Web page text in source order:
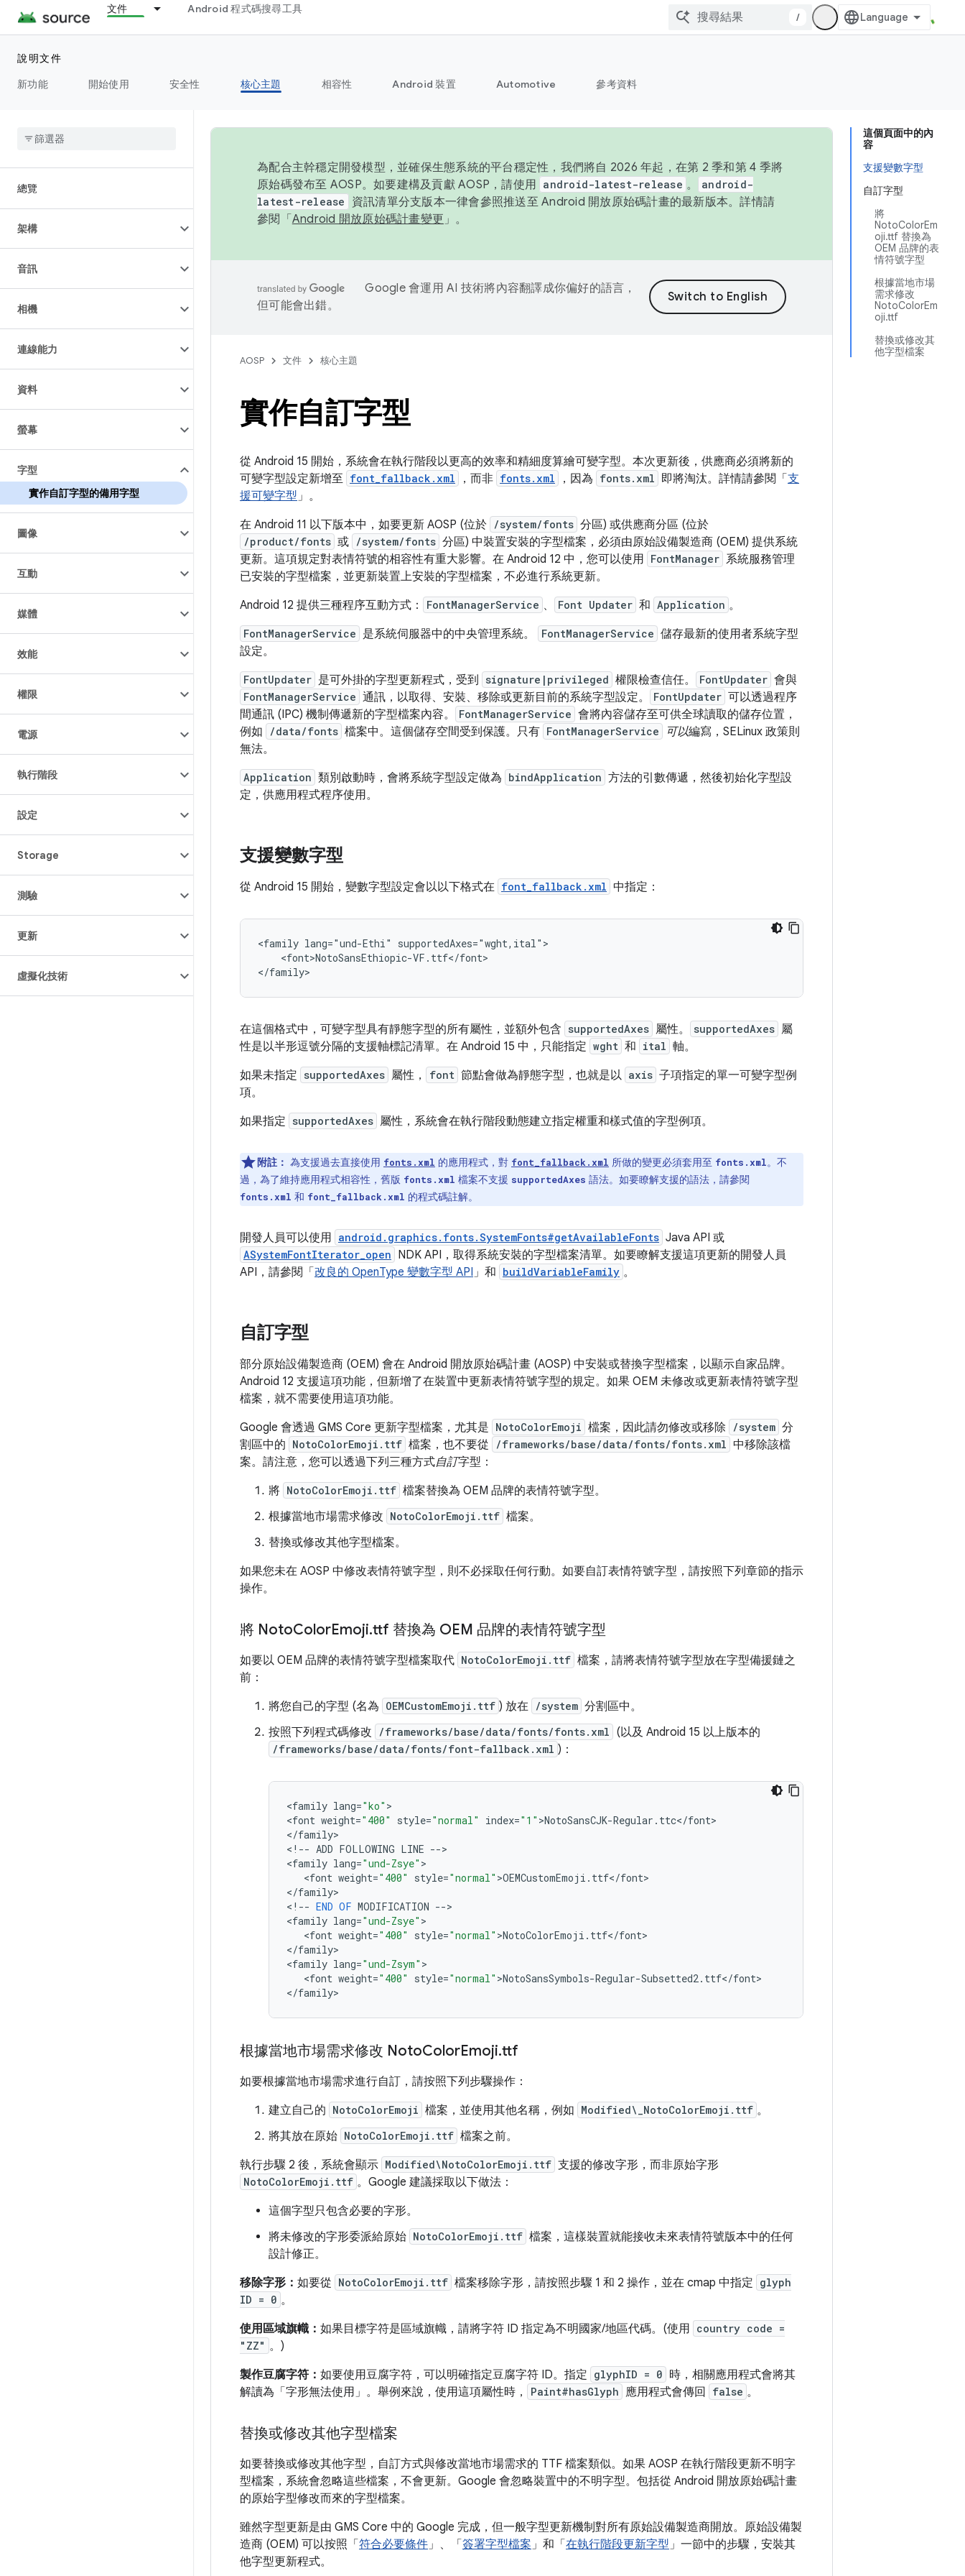
文件 Android 程式碼搜尋工具
/
說明文件
新功能
開始使用 安全性 核心主題 相容性 Android 裝置 Automotive 參考資料
總覽
架構
音訊
相機
連線能力
資料
螢幕
字型
實作自訂字型的備用字型
圖像
互動
媒體
效能
權限
電源
執行階段
設定
Storage
測驗
更新
虛擬化技術
這個頁面中的內
容
支援變數字型
自訂字型
將
NotoColorEm
oji.ttf 替換為
OEM 品牌的表
情符號字型
根據當地市場
需求修改
NotoColorEm
oji.ttf
替換或修改其
他字型檔案
為配合主幹穩定開發模型，並確保生態系統的平台穩定性，我們將自 2026 年起，在第 2 季和第 4 季將
原始碼發布至 AOSP。如要建構及貢獻 AOSP，請使用 android-latest-release 。
android-
latest-release
資訊清單分支版本一律會參照推送至 Android 開放原始碼計畫的最新版本。詳情請
參閱「 Android 開放原始碼計畫變更 」。
Google 會運用 AI 技術將內容翻譯成你偏好的語言，
但可能會出錯。
AOSP 文件 核心主題
實作自訂字型
從 Android 15 開始，系統會在執行階段以更高的效率和精細度算繪可變字型。本次更新後，供應商必須將新的
可變字型設定新增至 font_fallback.xml ，而非 fonts.xml ，因為 fonts.xml 即將淘汰。詳情請參閱「 支
援可變字型」。
在 Android 11 以下版本中，如要更新 AOSP (位於 /system/fonts 分區) 或供應商分區 (位於
/product/fonts 或 /system/fonts 分區) 中裝置安裝的字型檔案，必須由原始設備製造商 (OEM) 提供系統
更新。這項規定對表情符號的相容性有重大影響。在 Android 12 中，您可以使用 FontManager 系統服務管理
已安裝的字型檔案，並更新裝置上安裝的字型檔案，不必進行系統更新。
Android 12 提供三種程序互動方式：
FontManagerService 、 Font Updater 和 Application 。
FontManagerService 是系統伺服器中的中央管理系統。 FontManagerService 儲存最新的使用者系統字型
設定。
FontUpdater 是可外掛的字型更新程式，受到 signature|privileged 權限檢查信任。 FontUpdater 會與
FontManagerService 通訊，以取得、安裝、移除或更新目前的系統字型設定。 FontUpdater 可以透過程序
間通訊 (IPC) 機制傳遞新的字型檔案內容。
FontManagerService 會將內容儲存至可供全球讀取的儲存位置，
例如
/data/fonts 檔案中。這個儲存空間受到保護。只有 FontManagerService 可以編寫，SELinux 政策則
無法。
Application 類別啟動時，會將系統字型設定做為 bindApplication 方法的引數傳遞，然後初始化字型設
定，供應用程式程序使用。
支援變數字型
從 Android 15 開始，變數字型設定會以以下格式在 font_fallback.xml 中指定：
<family lang="und-Ethi" supportedAxes="wght,ital">
    <font>NotoSansEthiopic-VF.ttf</font>
在這個格式中，可變字型具有靜態字型的所有屬性，並額外包含 supportedAxes 屬性。 supportedAxes 屬
性是以半形逗號分隔的支援軸標記清單。在 Android 15 中，只能指定 wght 和 ital 軸。
如果未指定 supportedAxes 屬性， font 節點會做為靜態字型，也就是以 axis 子項指定的單一可變字型例
項。
如果指定 supportedAxes 屬性，系統會在執行階段動態建立指定權重和樣式值的字型例項。
附註： 為支援過去直接使用 fonts.xml 的應用程式，對 font_fallback.xml 所做的變更必須套用至 fonts.xml。不
過，為了維持應用程式相容性，舊版 fonts.xml 檔案不支援 supportedAxes 語法。如要瞭解支援的語法，請參閱
fonts.xml 和 font_fallback.xml 的程式碼註解。
開發人員可以使用 android.graphics.fonts.SystemFonts#getAvailableFonts Java API 或
ASystemFontIterator_open NDK API，取得系統安裝的字型檔案清單。如要瞭解支援這項更新的開發人員
API，請參閱「 改良的 OpenType 變數字型 API」和 buildVariableFamily 。
自訂字型
部分原始設備製造商 (OEM) 會在 Android 開放原始碼計畫 (AOSP) 中安裝或替換字型檔案，以顯示自家品牌。
Android 12 支援這項功能，但新增了在裝置中更新表情符號字型的規定。如果 OEM 未修改或更新表情符號字型
檔案，就不需要使用這項功能。
Google 會透過 GMS Core 更新字型檔案，尤其是 NotoColorEmoji 檔案，因此請勿修改或移除 /system 分
割區中的 NotoColorEmoji.ttf 檔案，也不要從 /frameworks/base/data/fonts/fonts.xml 中移除該檔
案。請注意，您可以透過下列三種方式自訂字型：
將 NotoColorEmoji.ttf 檔案替換為 OEM 品牌的表情符號字型。
根據當地市場需求修改 NotoColorEmoji.ttf 檔案。
替換或修改其他字型檔案。
如果您未在 AOSP 中修改表情符號字型，則不必採取任何行動。如要自訂表情符號字型，請按照下列章節的指示
操作。
將 NotoColorEmoji.ttf 替換為 OEM 品牌的表情符號字型
如要以 OEM 品牌的表情符號字型檔案取代 NotoColorEmoji.ttf 檔案，請將表情符號字型放在字型備援鏈之
前：
將您自己的字型 (名為 OEMCustomEmoji.ttf ) 放在 /system 分割區中。
按照下列程式碼修改
/frameworks/base/data/fonts/fonts.xml (以及 Android 15 以上版本的
/frameworks/base/data/fonts/font-fallback.xml )：
<family lang="ko" >
<font weight="400" style="normal" index="1" >NotoSansCJK-Regular . ttc</font>
</family>
< ! -- ADD FOLLOWING LINE -->
<family lang="und-Zsye" >
   <
font weight="400" style="normal" >OEMCustomEmoji . ttf</font>
</family>
< ! -- END OF MODIFICATION -->
<family lang="und-Zsye" >
   <
font weight="400" style="normal" >NotoColorEmoji . ttf</font>
</family>
<family lang="und-Zsym" >
   <
font weight="400" style="normal" >NotoSansSymbols-Regular-Subsetted2. ttf</font>
</family
根據當地市場需求修改 NotoColorEmoji.ttf
如要根據當地市場需求進行自訂，請按照下列步驟操作：
建立自己的 NotoColorEmoji 檔案，並使用其他名稱，例如 Modified\_NotoColorEmoji.ttf 。
將其放在原始 NotoColorEmoji.ttf 檔案之前。
執行步驟 2 後，系統會顯示 Modified\NotoColorEmoji.ttf 支援的修改字形，而非原始字形
NotoColorEmoji.ttf 。Google 建議採取以下做法：
這個字型只包含必要的字形。
將未修改的字形委派給原始 NotoColorEmoji.ttf 檔案，這樣裝置就能接收未來表情符號版本中的任何
設計修正。
移除字形： 如要從 NotoColorEmoji.ttf 檔案移除字形，請按照步驟 1 和 2 操作，並在 cmap 中指定 glyph
ID = 0 。
使用區域旗幟： 如果目標字符是區域旗幟，請將字符 ID 指定為不明國家/地區代碼。(使用 country code =
"ZZ" 。)
製作豆腐字符： 如要使用豆腐字符，可以明確指定豆腐字符 ID。指定 glyphID = 0 時，相關應用程式會將其
解讀為「字形無法使用」。舉例來說，使用這項屬性時，
Paint#hasGlyph 應用程式會傳回 false 。
替換或修改其他字型檔案
如要替換或修改其他字型，自訂方式與修改當地市場需求的 TTF 檔案類似。如果 AOSP 在執行階段更新不明字
型檔案，系統會忽略這些檔案，不會更新。Google 會忽略裝置中的不明字型。包括從 Android 開放原始碼計畫
的原始字型修改而來的字型檔案。
雖然字型更新是由 GMS Core 中的 Google 完成，但一般字型更新機制對所有原始設備製造商開放。原始設備製
造商 (OEM) 可以按照「 符合必要條件」、「 簽署字型檔案」和「 在執行階段更新字型」一節中的步驟，安裝其
他字型更新程式。